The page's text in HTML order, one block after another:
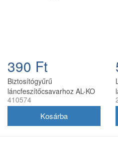
390 Ft
Biztosítógyűrű
láncfeszítőcsavarhoz AL-KO
BKS láncfűrészhez 410574
410574